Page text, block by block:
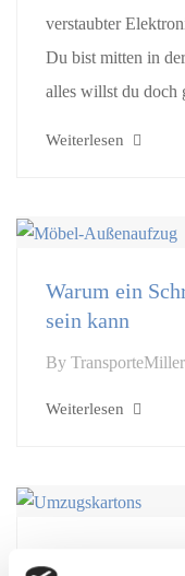
verstaubter
Du bist mitten in
alles willst du doch
Weiterlesen
Warum ein
sein kann
By TransporteMiller
Weiterlesen
Warum ein